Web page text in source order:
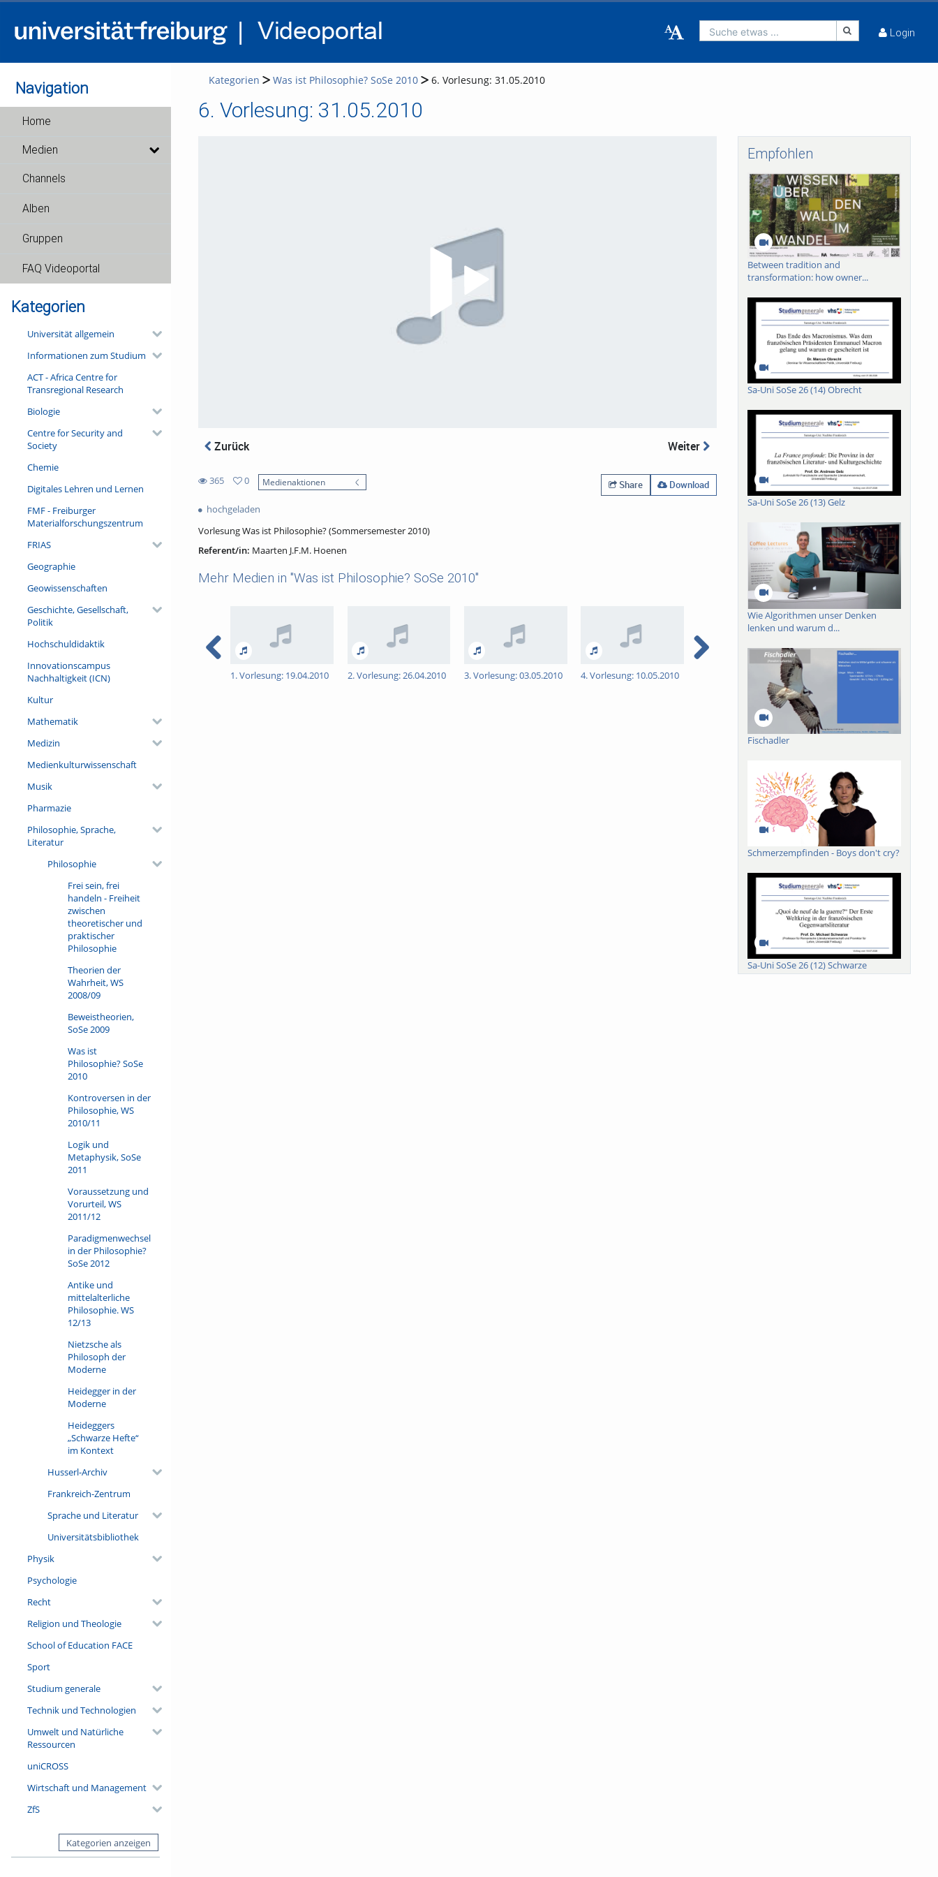
Suche etwas ... Login
Navigation
Home
Medien
Channels
Alben
Gruppen
FAQ Videoportal
Kategorien
Universität allgemein
Informationen zum Studium
ACT - Africa Centre for
Transregional Research
Biologie
Centre for Security and
Society
Chemie
Digitales Lehren und Lernen
FMF - Freiburger
Materialforschungszentrum
FRIAS
Geographie
Geowissenschaften
Geschichte, Gesellschaft,
Politik
Hochschuldidaktik
Innovationscampus
Nachhaltigkeit (ICN)
Kultur
Mathematik
Medizin
Medienkulturwissenschaft
Musik
Pharmazie
Philosophie, Sprache,
Literatur
Philosophie
Frei sein, frei
handeln - Freiheit
zwischen
theoretischer und
praktischer
Philosophie
Theorien der
Wahrheit, WS
2008/09
Beweistheorien,
SoSe 2009
Was ist
Philosophie? SoSe
2010
Kontroversen in der
Philosophie, WS
2010/11
Logik und
Metaphysik, SoSe
2011
Voraussetzung und
Vorurteil, WS
2011/12
Paradigmenwechsel
in der Philosophie?
SoSe 2012
Antike und
mittelalterliche
Philosophie. WS
12/13
Nietzsche als
Philosoph der
Moderne
Heidegger in der
Moderne
Heideggers
„Schwarze Hefte“
im Kontext
Husserl-Archiv
Frankreich-Zentrum
Sprache und Literatur
Universitätsbibliothek
Physik
Psychologie
Recht
Religion und Theologie
School of Education FACE
Sport
Studium generale
Technik und Technologien
Umwelt und Natürliche
Ressourcen
uniCROSS
Wirtschaft und Management
ZfS
Kategorien anzeigen
Kategorien Was ist Philosophie? SoSe 2010 6. Vorlesung: 31.05.2010
6. Vorlesung: 31.05.2010
Zurück Weiter
365
views
0
favorites
Medienaktionen Share
Download
hochgeladen
Vorlesung Was ist Philosophie? (Sommersemester 2010)
Referent/in: Maarten J.F.M. Hoenen
Mehr Medien in "Was ist Philosophie? SoSe 2010"
1. Vorlesung: 19.04.2010 2. Vorlesung: 26.04.2010 3. Vorlesung: 03.05.2010 4. Vorlesung: 10.05.2010 5. Vorlesung: 17.05.2010 6. Vorlesung: 31.05.2010
Empfohlen
Between tradition and
transformation: how owner...
Sa-Uni SoSe 26 (14) Obrecht
Sa-Uni SoSe 26 (13) Gelz
Wie Algorithmen unser Denken
lenken und warum d...
Fischadler
Schmerzempfinden - Boys don't cry?
Sa-Uni SoSe 26 (12) Schwarze